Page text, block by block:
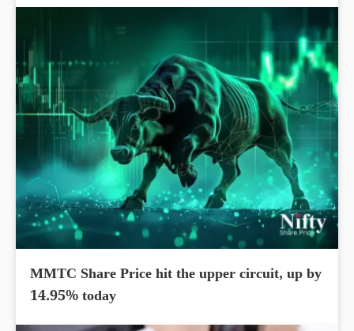
MMTC Share Price hit the upper circuit, up by
14.95% today